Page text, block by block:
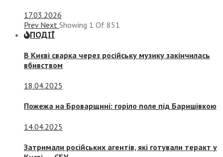
17.03.2026
Prev Next Showing 1 Of 851
ПОДІЇ
В Києві сварка через російську музику закінчилась
вбивством
18.04.2025
Пожежа на Броварщині: горіло поле під Баришівкою
14.04.2025
Затримали російських агентів, які готували теракт у